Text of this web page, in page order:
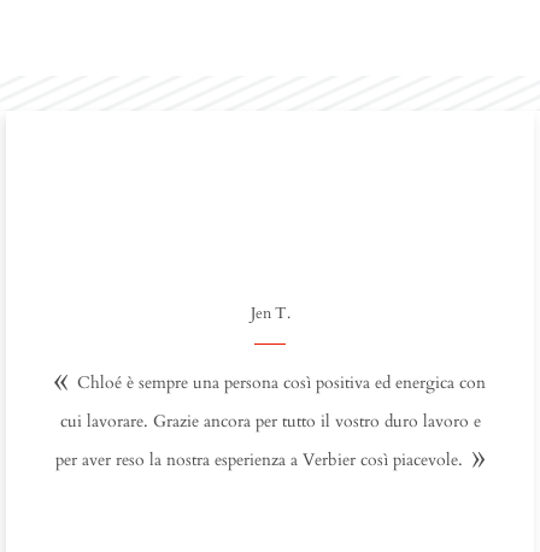
Jen T.
Chloé è sempre una persona così positiva ed energica con
cui lavorare. Grazie ancora per tutto il vostro duro lavoro e
per aver reso la nostra esperienza a Verbier così piacevole.